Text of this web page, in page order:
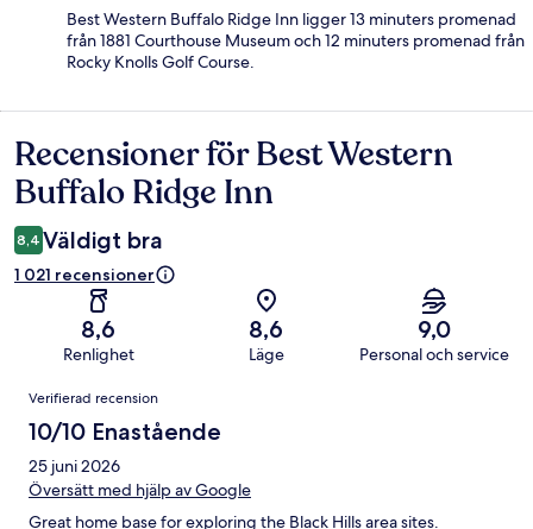
Best Western Buffalo Ridge Inn ligger 13 minuters promenad
från 1881 Courthouse Museum och 12 minuters promenad från
Rocky Knolls Golf Course.
Recensioner
Recensioner för Best Western
Buffalo Ridge Inn
8,4 Väldigt bra
1 021 recensioner
8,6
Renlighet
8,6
Läge
9,0
Personal och service
Recensioner
Verifierad recension
10/10 Enastående
25 juni 2026
Översätt med hjälp av Google
Great home base for exploring the Black Hills area sites.